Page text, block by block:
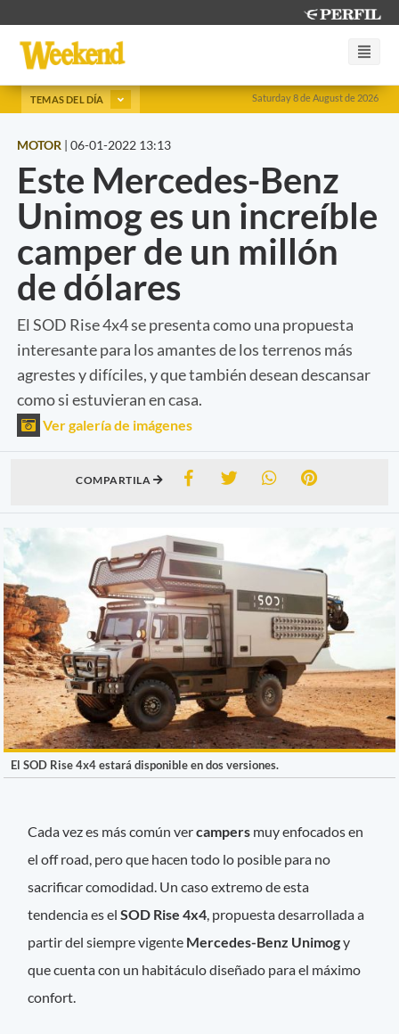
Saturday 8 de August de 2026
TEMAS DEL DÍA
MOTOR | 06-01-2022 13:13
Este Mercedes-Benz
Unimog es un increíble
camper de un millón
de dólares
El SOD Rise 4x4 se presenta como una propuesta
interesante para los amantes de los terrenos más
agrestes y difíciles, y que también desean descansar
como si estuvieran en casa.
Ver galería de imágenes
COMPARTILA
El SOD Rise 4x4 estará disponible en dos versiones.
Cada vez es más común vercampers muy enfocados en
el off road, pero que hacen todo lo posible para no
sacrificar comodidad. Un caso extremo de esta
tendencia es elSOD Rise 4x4 , propuesta desarrollada a
partir del siempre vigente Mercedes-Benz Unimogy
que cuenta con un habitáculo diseñado para el máximo
confort.